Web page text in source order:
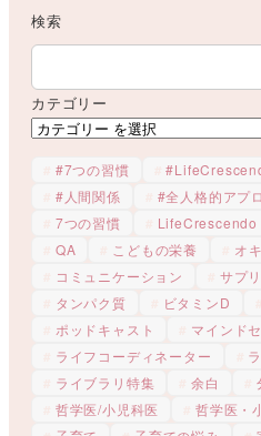
検索
カテゴリー
#7つの習慣
#人間関係
#全人格的アプ
7つの習慣
LifeCrescendo
QA
こどもの栄養
オ
コミュニケーション
サプ
タンパク質
ビタミンD
ポッドキャスト
マインド
ライフコーディネーター
ライブラリ特集
余白
哲学医/小児科医
哲学医・